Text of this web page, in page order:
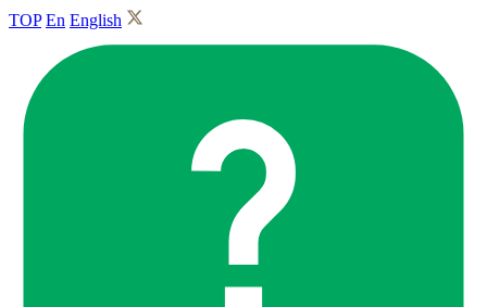
TOP En English